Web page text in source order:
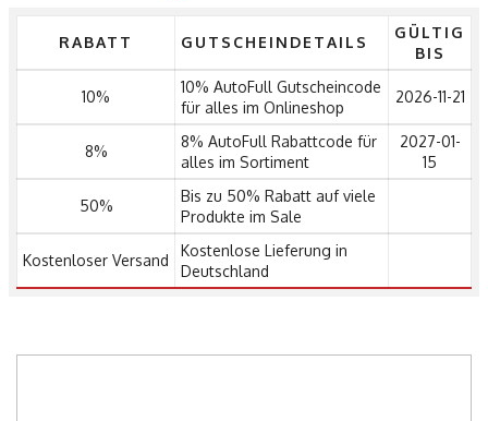
RABATT GUTSCHEINDETAILS
GÜLTIG
BIS
10%
10% AutoFull Gutscheincode
für alles im Onlineshop
2026-11-21
8%
8% AutoFull Rabattcode für
alles im Sortiment
2027-01-
15
50%
Bis zu 50% Rabatt auf viele
Produkte im Sale
Kostenloser Versand
Kostenlose Lieferung in
Deutschland